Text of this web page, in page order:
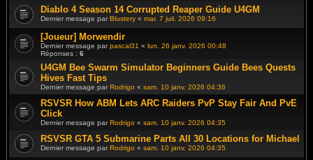
Diablo 4 Season 14 Corrupted Reaper Guide U4GM
Dernier message parBlustery « mar. 7 juil. 2026 09:16
[Joueur] Morwendir
Dernier message parpascal31 « lun. 26 janv. 2026 00:48
Réponses : 6
U4GM Bee Swarm Simulator Beginners Guide Bees Quests
Hives Fast Tips
Dernier message par Rodrigo « sam. 10 janv. 2026 04:36
RSVSR How ABM Lets ARC Raiders PvP Stay Fair And PvE
Click
Dernier message parRodrigo « sam. 10 janv. 2026 04:35
RSVSR GTA 5 Submarine Parts All 30 Locations for Michael
Dernier message parRodrigo « sam. 10 janv. 2026 04:35